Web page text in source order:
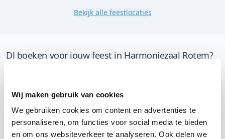
Wij maken gebruik van cookies
We gebruiken cookies om content en advertenties te
personaliseren, om functies voor social media te bieden
en om ons websiteverkeer te analyseren. Ook delen we
Bekijk alle feestlocaties
DJ boeken voor jouw feest in Harmoniezaal Rotem?
tot een reserve DJ. Wij zorgen dat het goed komt. Maar
voordat je een DJ voor jouw feest gaat boeken, wil je
natuurlijk weten wat het kost.